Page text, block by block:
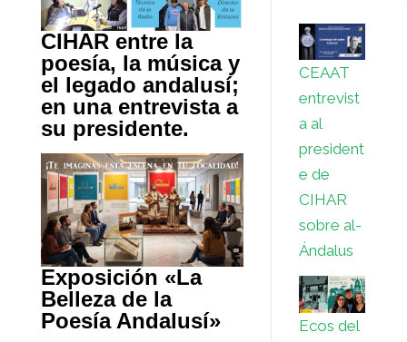
CIHAR entre la
poesía, la música y
el legado andalusí;
en una entrevista a
su presidente.
Exposición «La
Belleza de la
Poesía Andalusí»
CEAAT
entrevist
a al
president
e de
CIHAR
sobre al-
Ándalus
Ecos del